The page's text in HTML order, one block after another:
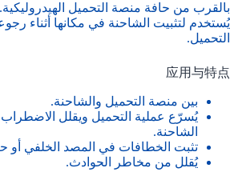
بالقرب من حافة منصة التحميل الهيدروليكية.
يُستخدم لتثبيت الشاحنة في مكانها أثناء
التحميل.
应用与特点
بين منصة التحميل والشاحنة.
يُسرّع عملية التحميل ويقلل
الشاحنة.
تثبت الخطافات في المصد الخلفي أو
يُقلل من مخاطر الحوادث.